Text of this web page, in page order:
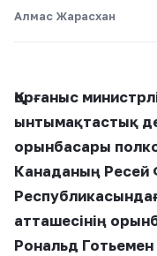
Алмас Жарасхан
Қорғаныс
ынтымақтастық
орынбасары
Канаданың Ресей
атташесінің
Рональд